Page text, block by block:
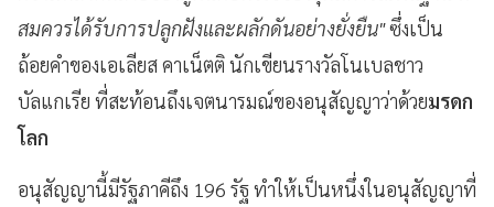
สมควรได้รับการปลูกฝังและผลักดันอย่างยั่งยืน"ซึ่งเป็น
ถ้อยคำของเอเลียส คาเน็ตติ นักเขียนรางวัลโนเบลชาว
บัลแกเรีย ที่สะท้อนถึงเจตนารมณ์ของอนุสัญญาว่าด้วยมรดก
โลก
อนุสัญญานี้มีรัฐภาคีถึง 196 รัฐ ทำให้เป็นหนึ่งในอนุสัญญาที่